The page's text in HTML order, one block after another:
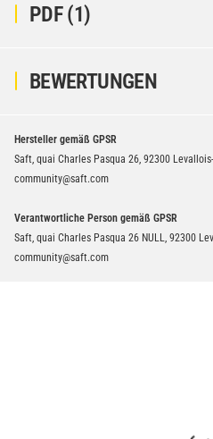
PDF (1)
BEWERTUNGEN
Hersteller gemäß GPSR
Saft, quai Charles Pasqua 26, 92300
community@saft.com
Verantwortliche Person gemäß GPSR
Saft, quai Charles Pasqua 26 NULL, 92300
community@saft.com